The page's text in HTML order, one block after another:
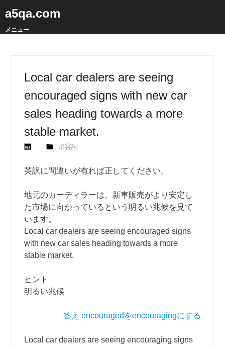
a5qa.com
メニュー
Local car dealers are seeing
encouraged signs with new car
sales heading towards a more
stable market.
形容詞
英訳に間違いが有れば正してください。
地元のカーディラーは、新車販売がより安定し
た市場に向かっているという明るい兆候を見て
います。
Local car dealers are seeing encouraged signs
with new car sales heading towards a more
stable market.
ヒント
明るい兆候
答え encouragedをencouragingにする
Local car dealers are seeing encouraging signs